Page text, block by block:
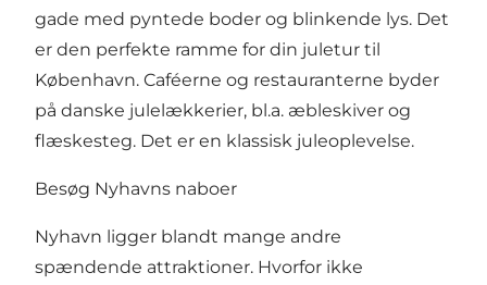
gade med pyntede boder og blinkende lys. Det
er den perfekte ramme for din juletur til
København. Caféerne og restauranterne byder
på danske julelækkerier, bl.a. æbleskiver og
flæskesteg. Det er en klassisk juleoplevelse.
Besøg Nyhavns naboer
Nyhavn ligger blandt mange andre
spændende attraktioner. Hvorfor ikke